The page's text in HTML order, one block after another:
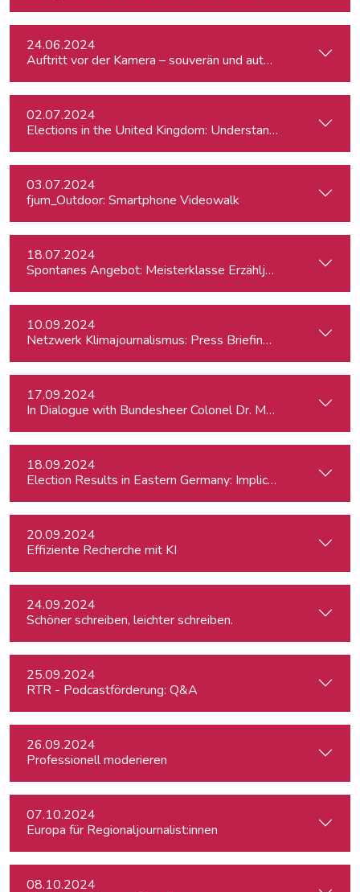
24.06.2024
Auftritt vor der Kamera – souverän und authentisch
02.07.2024
Elections in the United Kingdom: Understanding Voters’
03.07.2024
fjum_Outdoor: Smartphone Videowalk
18.07.2024
Spontanes Angebot: Meisterklasse Erzähljournalismus –
10.09.2024
Netzwerk Klimajournalismus: Press Briefing zur
17.09.2024
In Dialogue with Bundesheer Colonel Dr. Markus Reisner -
18.09.2024
Election Results in Eastern Germany:
20.09.2024
Effiziente Recherche mit KI
24.09.2024
Schöner schreiben, leichter schreiben.
25.09.2024
RTR - Podcastförderung: Q&A
26.09.2024
Professionell moderieren
07.10.2024
Europa für Regionaljournalist:innen
08.10.2024